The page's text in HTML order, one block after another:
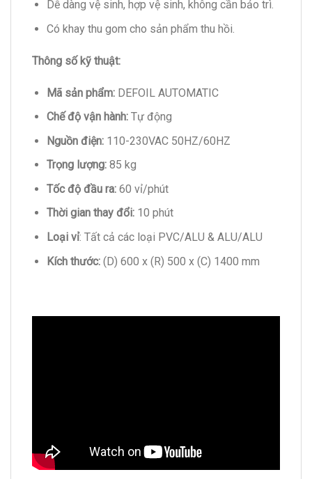
Dễ dàng vệ sinh, hợp vệ sinh, không cần bảo trì.
Có khay thu gom cho sản phẩm thu hồi.
Thông số kỹ thuật:
Mã sản phẩm:DEFOIL AUTOMATIC
Chế độ vận hành:Tự động
Nguồn điện:110-230VAC 50HZ/60HZ
Trọng lượng:85 kg
Tốc độ đầu ra:60 vỉ/phút
Thời gian thay đổi:10 phút
Loại vỉ: Tất cả các loại PVC/ALU & ALU/ALU
Kích thước:(D) 600 x (R) 500 x (C) 1400 mm